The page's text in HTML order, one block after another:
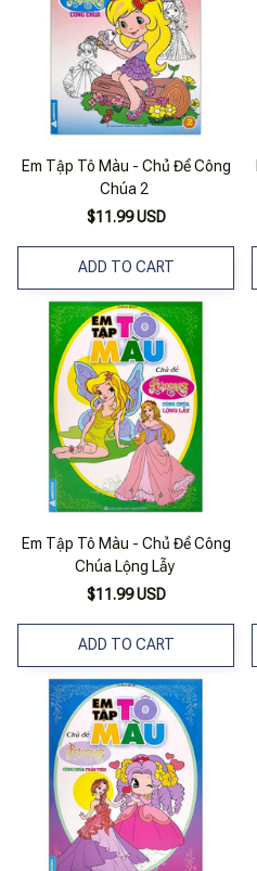
Em Tập Tô Màu - Chủ Đề Công
Chúa 2
$11.99 USD
ADD TO CART
Em Tập Tô Màu - Chủ Đề Công
Chúa Lộng Lẫy
$11.99 USD
ADD TO CART